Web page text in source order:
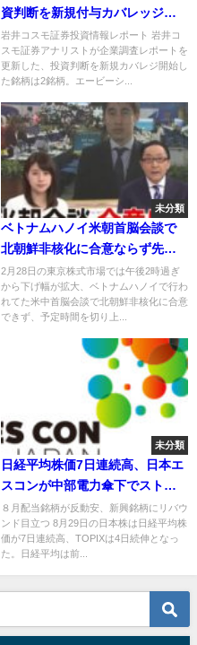
資判断を新規付与カバレッジ開
始2銘柄
岩井コスモ証券投資情報レポート 岩井コ
スモ証券アナリストが企業調査レポートを
更新した、投資判断を新規カバレジ開始し
た銘柄は2銘柄。エービーシ...
未分類
ベトナムハノイ米朝首脳会談で
北朝鮮非核化に合意ならず先物
下落
2月28日の東京株式市場では午後2時過ぎ
から下げ幅が拡大、ベトナムハノイで行わ
れてた米中首脳会談で北朝鮮非核化に合意
できず、予定時間を切り上...
未分類
日経平均株価7日連続高、日本エ
スコンが中部電力傘下でストッ
プ高
８月配当銘柄が反動安、新興銘柄にリバウ
ンド目立つ 8月29日の日本株は日経平均株
価が7日連続高、TOPIXは4日続伸となっ
た。日経平均は前...